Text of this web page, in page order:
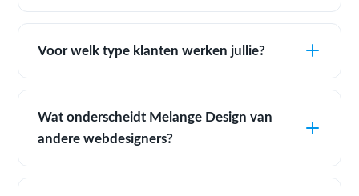
Voor welk type klanten werken jullie?
Wat onderscheidt Melange Design van
andere webdesigners?